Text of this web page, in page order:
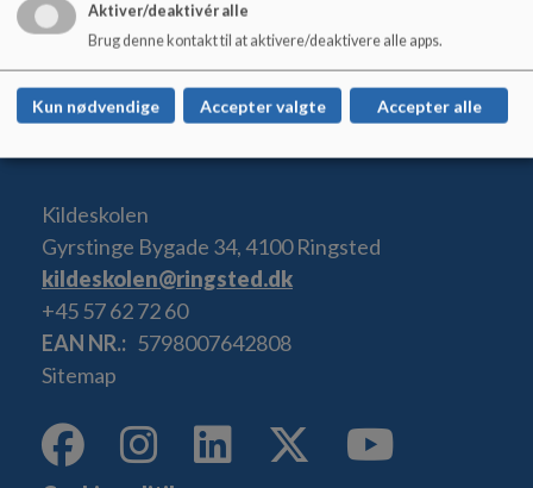
Nyhedsbrev September
Kildeskolen
Gyrstinge Bygade 34, 4100 Ringsted
kildeskolen@ringsted.dk
+45 57 62 72 60
EAN NR.
5798007642808
Sitemap
Aktiver/deaktivér alle
Brug denne kontakt til at aktivere/deaktivere alle apps.
Kun nødvendige Accepter valgte Accepter alle